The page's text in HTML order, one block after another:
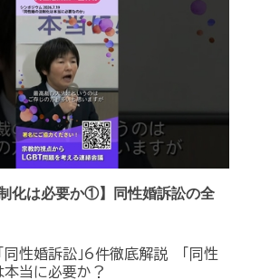
制化は必要か①】同性婚訴訟の全
性婚訴訟」6件徹底解説 「同性
本当に必要か？